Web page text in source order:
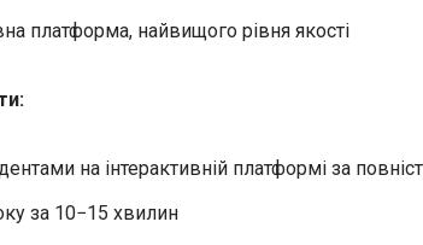
платформа, найвищого рівня якості
на інтерактивній платформі за
за 10−15 хвилин